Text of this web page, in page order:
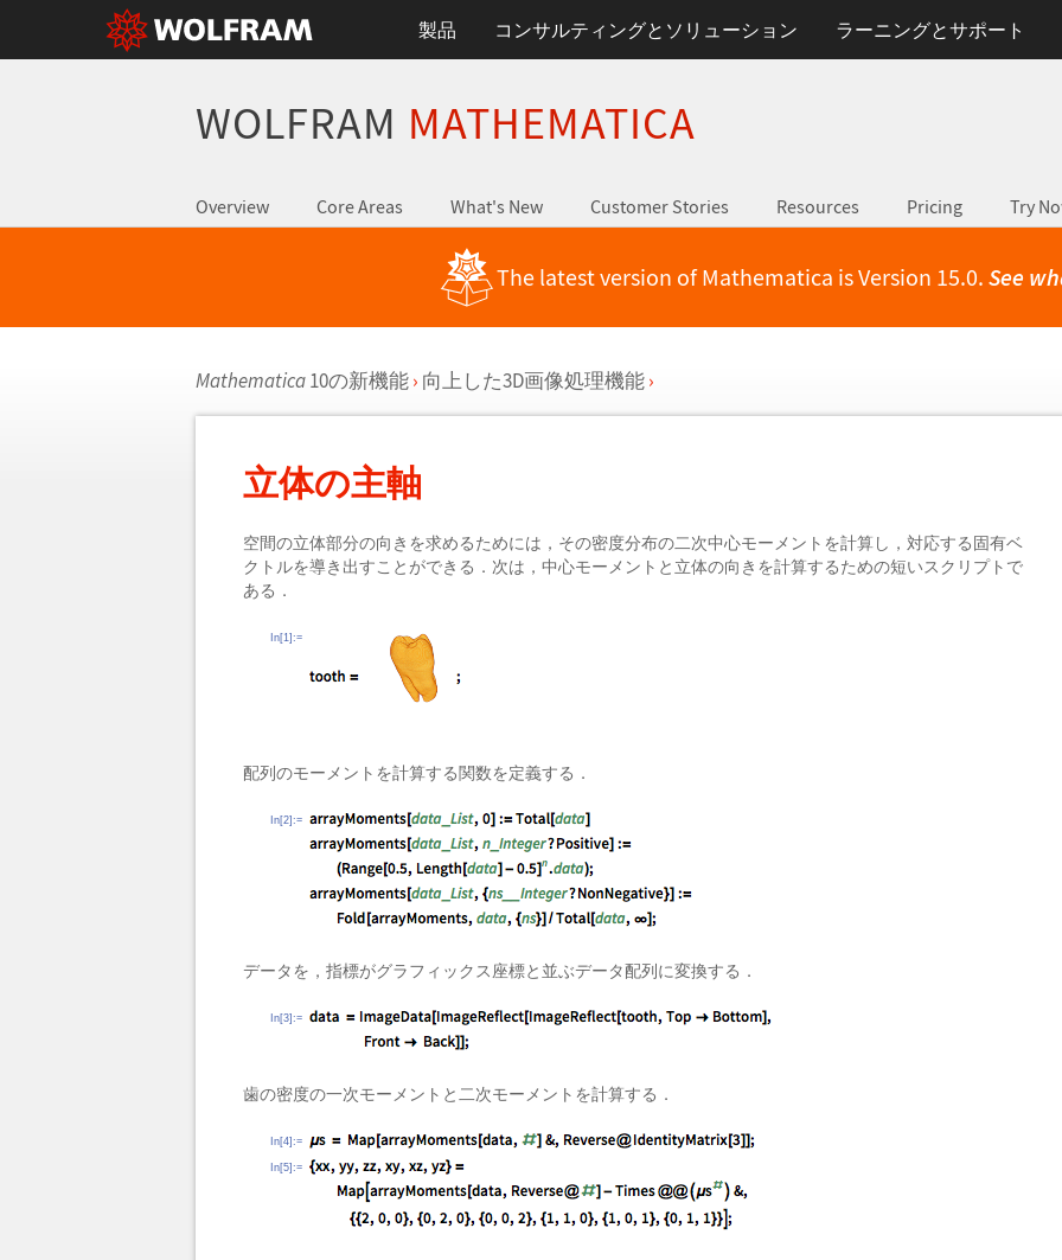
製品 コンサルティングとソリューション ラーニングとサポート
WOLFRAM MATHEMATICA
Overview Core Areas What's New Customer Stories Resources Pricing Try
The latest version of Mathematica is Version 15.0. See
Mathematica10の新機能 › 向上した3D画像処理機能 ›
立体の主軸
空間の立体部分の向きを求めるためには，その密度分布の二次中心モーメントを計算し，対応する固有ベ
クトルを導き出すことができる．次は，中心モーメントと立体の向きを計算するための短いスクリプトで
ある．
In[1]:=
配列のモーメントを計算する関数を定義する．
In[2]:=
データを，指標がグラフィックス座標と並ぶデータ配列に変換する．
In[3]:=
歯の密度の一次モーメントと二次モーメントを計算する．
In[4]:=
In[5]:=